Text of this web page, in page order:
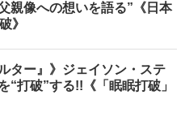
親像への想いを語る”《日本
》
ター』》ジェイソン・ステ
“打破”する!!《「眠眠打破」